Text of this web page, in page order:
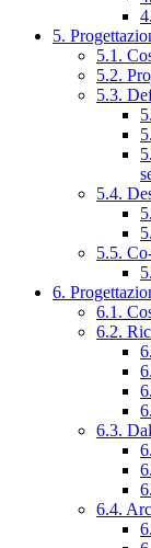
5.
5.1.
5.2.
5.3.
5.4.
5.5.
6.
6.1.
6.2.
6.3.
6.4.